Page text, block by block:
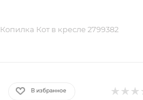
Копилка Кот в кресле 2799382
В избранное